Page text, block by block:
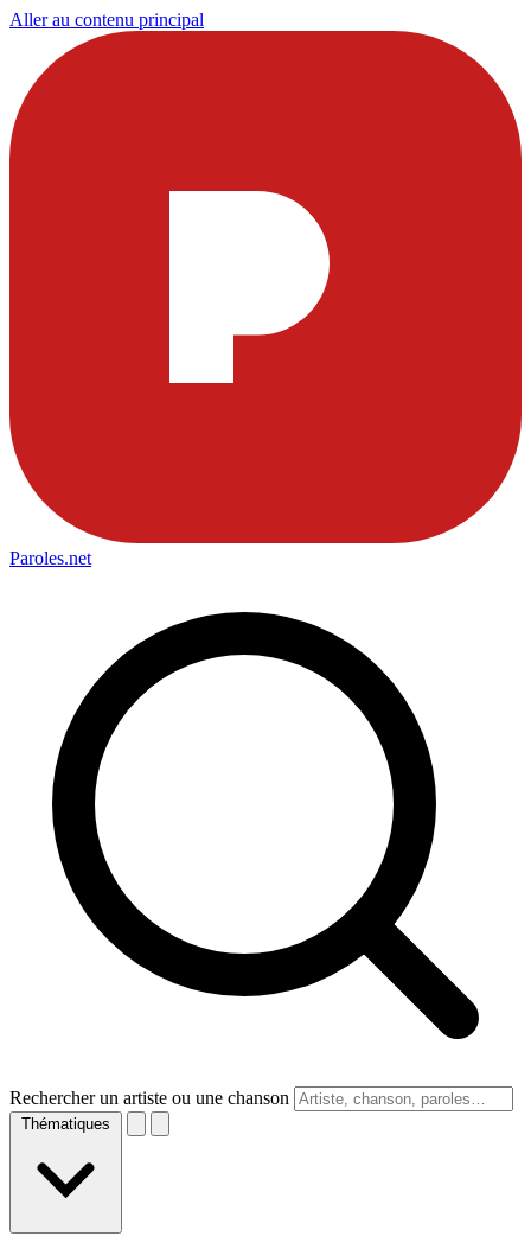
Aller au contenu principal
Paroles.net
Rechercher un artiste ou une chanson
Thématiques